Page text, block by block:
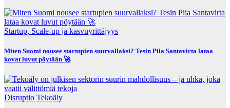
Startup, Scale-up ja kasvuyrittäjyys
Miten Suomi nousee startupien suurvallaksi? Tesin Piia Santavirta lataa
kovat luvut pöytään 🚀
Disruptio Tekoäly